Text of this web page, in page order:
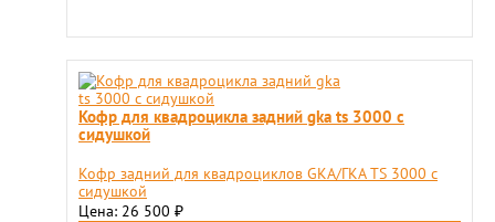
Кофр для квадроцикла задний gka ts 3000 с
сидушкой
​Кофр задний для квадроциклов GKA/ГКА TS 3000 с
сидушкой
Цена: 26 500 ₽